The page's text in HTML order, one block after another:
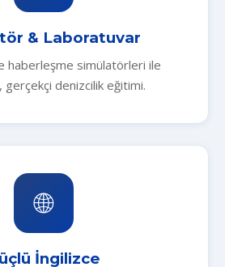
& Laboratuvar
haberleşme simülatörleri ile
gerçekçi denizcilik eğitimi.
🌐
İngilizce